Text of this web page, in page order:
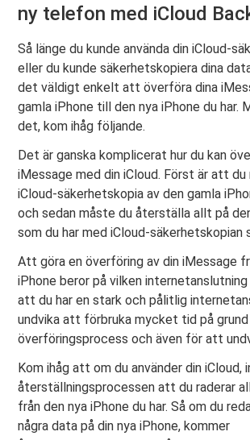
ny telefon med iCloud
Så länge du kunde använda din iCloud-
eller du kunde säkerhetskopiera dina
det väldigt enkelt att överföra dina
gamla iPhone till den nya iPhone du har.
det, kom ihåg följande.
Det är ganska komplicerat hur du kan
iMessage med din iCloud. Först är att
iCloud-säkerhetskopia av den gamla
och sedan måste du återställa allt på
som du har med iCloud-säkerhetskopian
Att göra en överföring av din iMessage
iPhone beror på vilken internetanslutning
att du har en stark och pålitlig
undvika att förbruka mycket tid på grund
överföringsprocess och även för att
Kom ihåg att om du använder din iCloud,
återställningsprocessen att du raderar
från den nya iPhone du har. Så om du
några data på din nya iPhone, kommer